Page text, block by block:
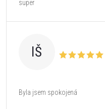
super
IŠ
Byla jsem spokojená